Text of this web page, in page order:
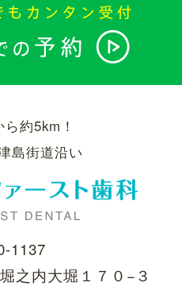
約5km！
島街道沿い
1137
之内大堀１７０−３